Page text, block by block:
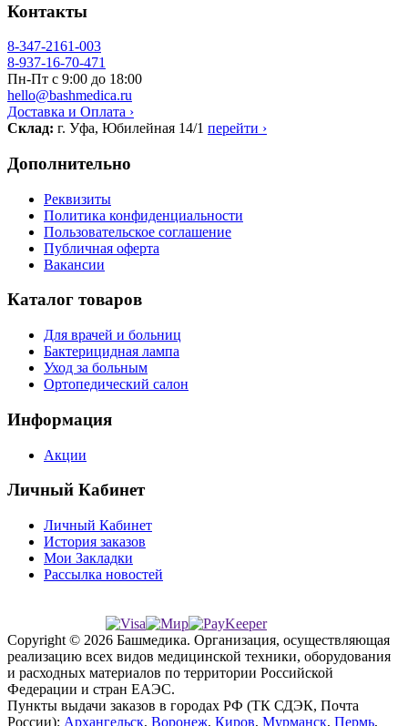
Контакты
8-347-2161-003
8-937-16-70-471
Пн-Пт с 9:00 до 18:00
hello@bashmedica.ru
Доставка и Оплата ›
Склад: г. Уфа, Юбилейная 14/1 перейти ›
Дополнительно
Реквизиты
Политика конфиденциальности
Пользовательское соглашение
Публичная оферта
Вакансии
Каталог товаров
Для врачей и больниц
Бактерицидная лампа
Уход за больным
Ортопедический салон
Информация
Акции
Личный Кабинет
Личный Кабинет
История заказов
Мои Закладки
Рассылка новостей
Copyright © 2026 Башмедика. Организация, осуществляющая
реализацию всех видов медицинской техники, оборудования
и расходных материалов по территории Российской
Федерации и стран ЕАЭС.
Пункты выдачи заказов в городах РФ (ТК СДЭК, Почта
России): Архангельск, Воронеж, Киров, Мурманск, Пермь,